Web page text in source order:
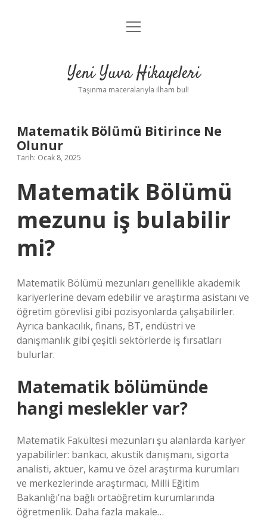
Anasayfa
Yasal Uyarı
menüyü
Yeni Yuva Hikayeleri
Taşınma maceralarıyla ilham bul!
Matematik Bölümü Bitirince Ne
Olunur
Tarih: Ocak 8, 2025
Matematik Bölümü
mezunu iş bulabilir
mi?
Matematik Bölümü mezunları genellikle akademik
kariyerlerine devam edebilir ve araştırma asistanı ve
öğretim görevlisi gibi pozisyonlarda çalışabilirler.
Ayrıca bankacılık, finans, BT, endüstri ve
danışmanlık gibi çeşitli sektörlerde iş fırsatları
bulurlar.
Matematik bölümünde
hangi meslekler var?
Matematik Fakültesi mezunları şu alanlarda kariyer
yapabilirler: bankacı, akustik danışmanı, sigorta
analisti, aktuer, kamu ve özel araştırma kurumları
ve merkezlerinde araştırmacı, Milli Eğitim
Bakanlığı’na bağlı ortaöğretim kurumlarında
öğretmenlik. Daha fazla makale…